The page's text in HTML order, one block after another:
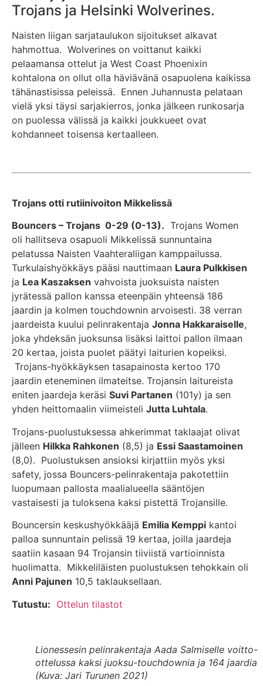
Trojans ja Helsinki Wolverines.
Naisten liigan sarjataulukon sijoitukset alkavat
hahmottua. Wolverines on voittanut kaikki
pelaamansa ottelut ja West Coast Phoenixin
kohtalona on ollut olla häviävänä osapuolena kaikissa
tähänastisissa peleissä. Ennen Juhannusta pelataan
vielä yksi täysi sarjakierros, jonka jälkeen runkosarja
on puolessa välissä ja kaikki joukkueet ovat
kohdanneet toisensa kertaalleen.
Trojans otti rutiinivoiton Mikkelissä
Bouncers – Trojans 0-29 (0-13). Trojans Women
oli hallitseva osapuoli Mikkelissä sunnuntaina
pelatussa Naisten Vaahteraliigan kamppailussa.
Turkulaishyökkäys pääsi nauttimaan Laura Pulkkisen
ja Lea Kaszaksen vahvoista juoksuista naisten
jyrätessä pallon kanssa eteenpäin yhteensä 186
jaardin ja kolmen touchdownin arvoisesti. 38 verran
jaardeista kuului pelinrakentaja Jonna Hakkaraiselle,
joka yhdeksän juoksunsa lisäksi laittoi pallon ilmaan
20 kertaa, joista puolet päätyi laiturien kopeiksi.
Trojans-hyökkäyksen tasapainosta kertoo 170
jaardin eteneminen ilmateitse. Trojansin laitureista
eniten jaardeja keräsi Suvi Partanen (101y) ja sen
yhden heittomaalin viimeisteli Jutta Luhtala.
Trojans-puolustuksessa ahkerimmat taklaajat olivat
jälleen Hilkka Rahkonen (8,5) ja Essi Saastamoinen
(8,0). Puolustuksen ansioksi kirjattiin myös yksi
safety, jossa Bouncers-pelinrakentaja pakotettiin
luopumaan pallosta maalialueella sääntöjen
vastaisesti ja tuloksena kaksi pistettä Trojansille.
Bouncersin keskushyökkääjä Emilia Kemppi kantoi
palloa sunnuntain pelissä 19 kertaa, joilla jaardeja
saatiin kasaan 94 Trojansin tiiviistä vartioinnista
huolimatta. Mikkeliläisten puolustuksen tehokkain oli
Anni Pajunen 10,5 taklauksellaan.
Tutustu: Ottelun tilastot
Lionessesin pelinrakentaja Aada Salmiselle voitto-
ottelussa kaksi juoksu-touchdownia ja 164 jaardia
(Kuva: Jari Turunen 2021)